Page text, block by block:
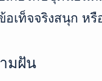
อเท็จจริงสนุก ห
มฝัน